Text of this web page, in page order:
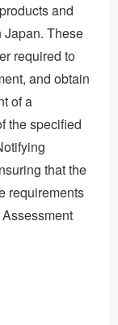
and
Japan. These
required to
and obtain
of a
the specified
that the
requirements